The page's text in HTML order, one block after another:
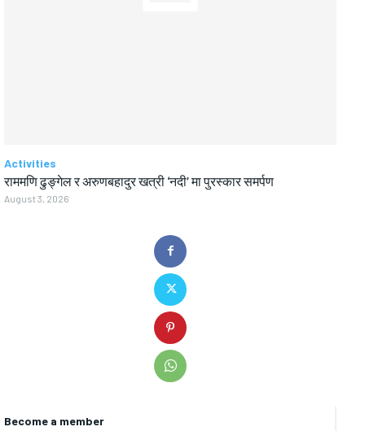
Become a member
Activities
राममणि ढुङ्गेल र अरुणबहादुर खत्री ‘नदी’ मा पुरस्कार समर्पण
August 3, 2026